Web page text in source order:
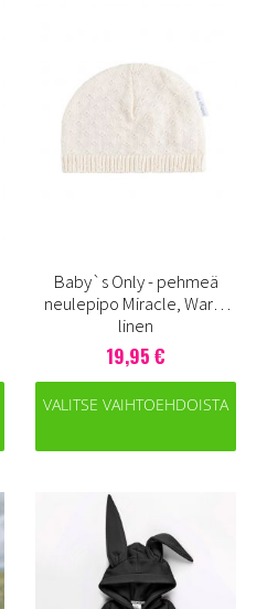
Baby`s Only - pehmeä
neulepipo Miracle, Warm
linen
19,95 €
VALITSE VAIHTOEHDOISTA